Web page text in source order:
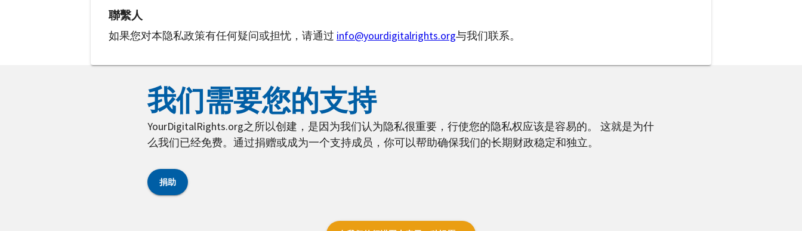
聯繫人
如果您对本隐私政策有任何疑问或担忧，请通过 info@yourdigitalrights.org与我们联系。
我们需要您的支持
YourDigitalRights.org之所以创建，是因为我们认为隐私很重要，行使您的隐私权应该是容易的。 这就是为什
么我们已经免费。通过捐赠或成为一个支持成员，你可以帮助确保我们的长期财政稳定和独立。
捐助